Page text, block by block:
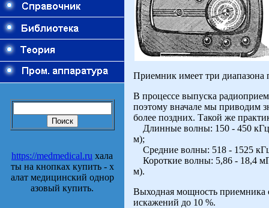
https://medmedical.ru хала
ты на кнопках купить - х
алат медицинский однор
азовый купить.
Приемник имеет три диапазона
В процессе выпуска
поэтому вначале мы приводим
более поздних. Такой же
Длинные волны: 150 - 450 кГц
м);
Средние волны: 518 - 1525
Короткие волны: 5,86 - 18,4
м).
Выходная мощность приемника
искажений до 10 %.